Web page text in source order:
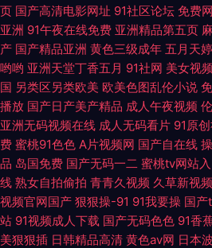
线观看 91免费网 福利视频成人网 美女性爱
国产56区
页 国产高清电影网址 91社区论坛 免费
亚洲 91午夜在线免费 亚洲精品第五页
产 国产精品亚洲 黄色三级成年 五月天
哟哟 亚洲天堂丁香五月 91社网 美女视
国 另类区另类欧美 欧美色图乱伦小说
播放 国产日产美产精品 成人午夜视频
亚洲无码视频在线 成人无码看片 91原
费 蜜桃91色色 A片视频网 国产自在线
品 岛国免费 国产无码一二 蜜桃tv网站
线 熟女自拍偷拍 青青久视频 久草新视
视频官网国产 狠狠操-91 91我要操 国产
站 91视频成人下载 国产无码色色 91香
美狠狠插 日韩精品高清 黄色av网 日本